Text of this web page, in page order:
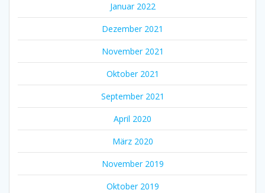
Januar 2022
Dezember 2021
November 2021
Oktober 2021
September 2021
April 2020
März 2020
November 2019
Oktober 2019